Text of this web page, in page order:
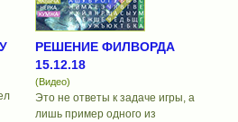
РЕШЕНИЕ ФИЛВОРДА
15.12.18
(Видео)
Это не ответы к задаче игры, а
лишь пример одного из